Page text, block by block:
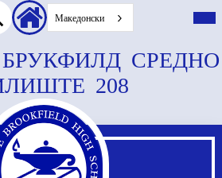
Прескокнете
до
главната
содржина
БРУКФИЛД СРЕДНО
208
Заглавие
секундарниМакедонски